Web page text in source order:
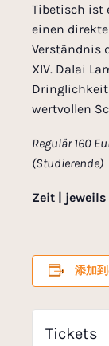
Tibetisch ist
einen
Verständnis
XIV. Dalai
wertvollen
Regulär 160
(Studierende)
Zeit | jeweils
添加
Tickets